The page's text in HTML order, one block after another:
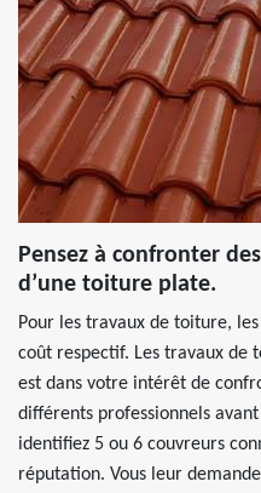
Pensez à confronter
d’une toiture plate.
Pour les travaux de toiture,
coût respectif. Les travaux de
est dans votre intérêt de
différents professionnels
identifiez 5 ou 6 couvreurs
réputation. Vous leur